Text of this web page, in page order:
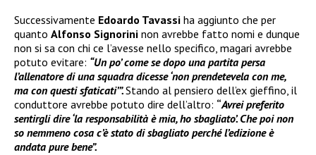
Successivamente Edoardo Tavassi ha aggiunto che per
quanto Alfonso Signorini non avrebbe fatto nomi e dunque
non si sa con chi ce l’avesse nello specifico, magari avrebbe
potuto evitare: “Un po’ come se dopo una partita persa
l’allenatore di una squadra dicesse ‘non prendetevela con me,
ma con questi sfaticati’”.Stando al pensiero dell’ex gieffino, il
conduttore avrebbe potuto dire dell’altro: “Avrei preferito
sentirgli dire ‘la responsabilità è mia, ho sbagliato’. Che poi non
so nemmeno cosa c’è stato di sbagliato perché l’edizione è
andata pure bene”.